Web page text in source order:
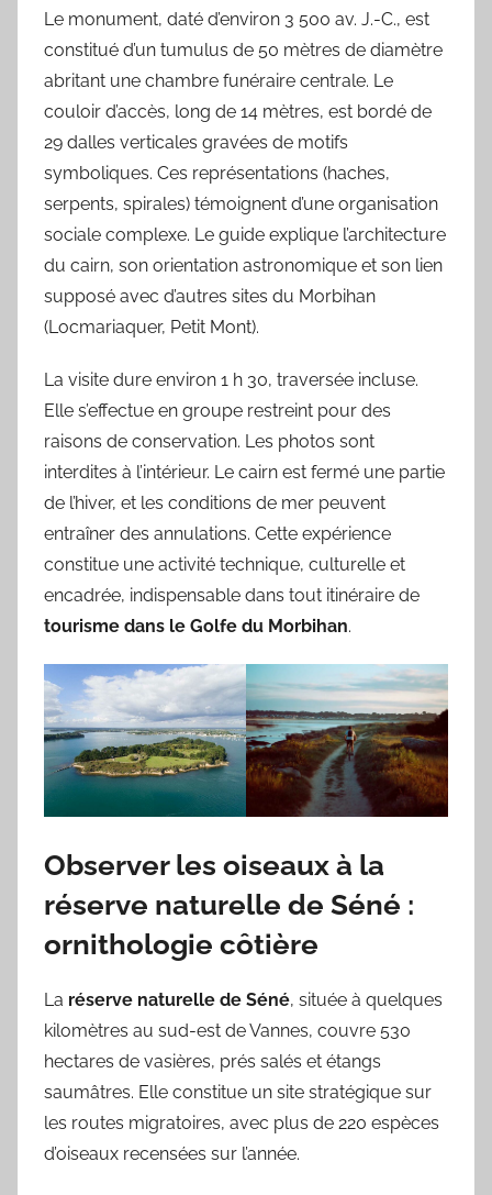
Le monument, daté d’environ 3 500 av. J.-C., est
constitué d’un tumulus de 50 mètres de diamètre
abritant une chambre funéraire centrale. Le
couloir d’accès, long de 14 mètres, est bordé de
29 dalles verticales gravées de motifs
symboliques. Ces représentations (haches,
serpents, spirales) témoignent d’une organisation
sociale complexe. Le guide explique l’architecture
du cairn, son orientation astronomique et son lien
supposé avec d’autres sites du Morbihan
(Locmariaquer, Petit Mont).
La visite dure environ 1 h 30, traversée incluse.
Elle s’effectue en groupe restreint pour des
raisons de conservation. Les photos sont
interdites à l’intérieur. Le cairn est fermé une partie
de l’hiver, et les conditions de mer peuvent
entraîner des annulations. Cette expérience
constitue une activité technique, culturelle et
encadrée, indispensable dans tout itinéraire de
tourisme dans le Golfe du Morbihan.
Observer les oiseaux à la
réserve naturelle de Séné :
ornithologie côtière
La réserve naturelle de Séné, située à quelques
kilomètres au sud-est de Vannes, couvre 530
hectares de vasières, prés salés et étangs
saumâtres. Elle constitue un site stratégique sur
les routes migratoires, avec plus de 220 espèces
d’oiseaux recensées sur l’année.